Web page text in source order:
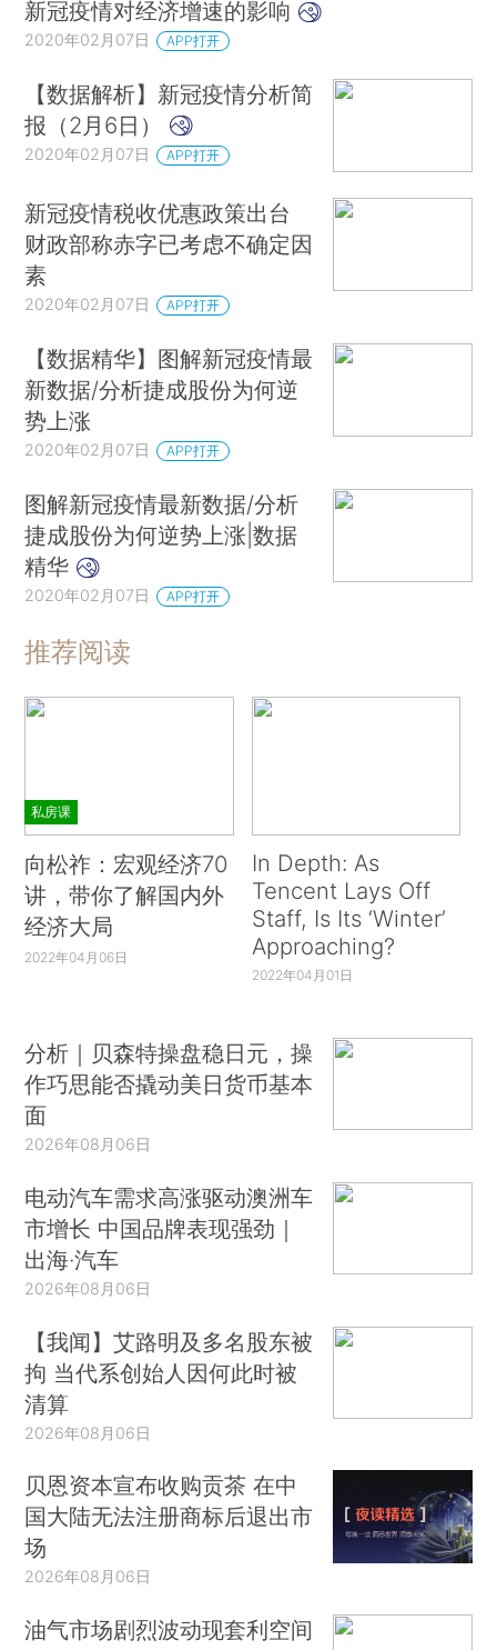
新冠疫情对经济增速的影响
2020年02月07日 APP打开
【数据解析】新冠疫情分析简
报（2月6日）
2020年02月07日 APP打开
新冠疫情税收优惠政策出台
财政部称赤字已考虑不确定因
素
2020年02月07日 APP打开
【数据精华】图解新冠疫情最
新数据/分析捷成股份为何逆
势上涨
2020年02月07日 APP打开
图解新冠疫情最新数据/分析
捷成股份为何逆势上涨|数据
精华
2020年02月07日 APP打开
推荐阅读
私房课
向松祚：宏观经济70
讲，带你了解国内外
经济大局
2022年04月06日
In Depth: As
Tencent Lays Off
Staff, Is Its ‘Winter’
Approaching?
2022年04月01日
分析｜贝森特操盘稳日元，操
作巧思能否撬动美日货币基本
面
2026年08月06日
电动汽车需求高涨驱动澳洲车
市增长 中国品牌表现强劲｜
出海·汽车
2026年08月06日
【我闻】艾路明及多名股东被
拘 当代系创始人因何此时被
清算
2026年08月06日
贝恩资本宣布收购贡茶 在中
国大陆无法注册商标后退出市
场
2026年08月06日
油气市场剧烈波动现套利空间